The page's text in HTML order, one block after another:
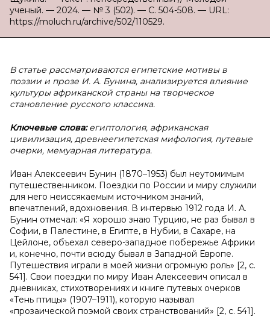
ученый. — 2024. — № 3 (502). — С. 504-508. — URL:
https://moluch.ru/archive/502/110529.
В статье рассматриваются египетские мотивы в
поэзии и прозе И. А. Бунина, анализируется влияние
культуры африканской страны на творческое
становление русского классика.
Ключевые слова:египтология, африканская
цивилизация, древнеегипетская мифология, путевые
очерки, мемуарная литература.
Иван Алексеевич Бунин (1870–1953) был неутомимым
путешественником. Поездки по России и миру служили
для него неиссякаемым источником знаний,
впечатлений, вдохновения. В интервью 1912 года И. А.
Бунин отмечал: «Я хорошо знаю Турцию, не раз бывал в
Софии, в Палестине, в Египте, в Нубии, в Сахаре, на
Цейлоне, объехал северо-западное побережье Африки
и, конечно, почти всюду бывал в Западной Европе.
Путешествия играли в моей жизни огромную роль» [2, с.
541]. Свои поездки по миру Иван Алексеевич описал в
дневниках, стихотворениях и книге путевых очерков
«Тень птицы» (1907–1911), которую называл
«прозаической поэмой своих странствований» [2, с. 541].